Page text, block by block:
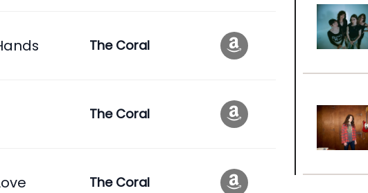
The Coral
The Coral
The Coral